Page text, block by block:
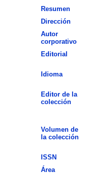
Resumen
Dirección
Autor
corporativo
Editorial
Idioma
Editor de la
colección
Volumen de
la colección
ISSN
Área